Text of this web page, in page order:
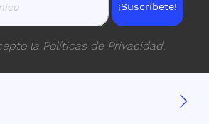
¡Suscríbete!
la Políticas de Privacidad.